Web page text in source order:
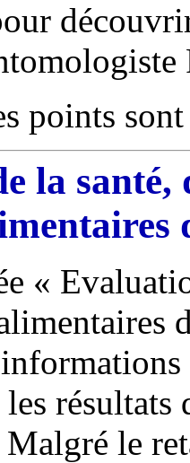
points
la santé,
«
résultats
le